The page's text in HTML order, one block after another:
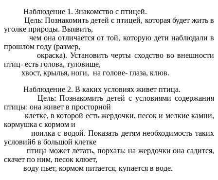
Наблюдение 1. Знакомство с птицей.
Цель: Познакомить детей с птицей, которая будет жить в
уголке природы. Выявить,
чем она отличается от той, которую дети наблюдали в
прошлом году (размер,
окраска). Установить черты сходство во внешности
птиц- есть голова, туловище,
хвост, крылья, ноги, на голове- глаза, клюв.
Наблюдение 2. В каких условиях живет птица.
Цель: Познакомить детей с условиями содержания
птицы: она живет в просторной
клетке, в которой есть жердочки, песок и мелкие камни,
кормушка с кормом и
поилка с водой. Показать детям необходимость таких
условий6 в большой клетке
птица может летать, порхать: на жердочки она садится,
скачет по ним, песок клюет,
воду пьет, кормом питается, купается в воде.